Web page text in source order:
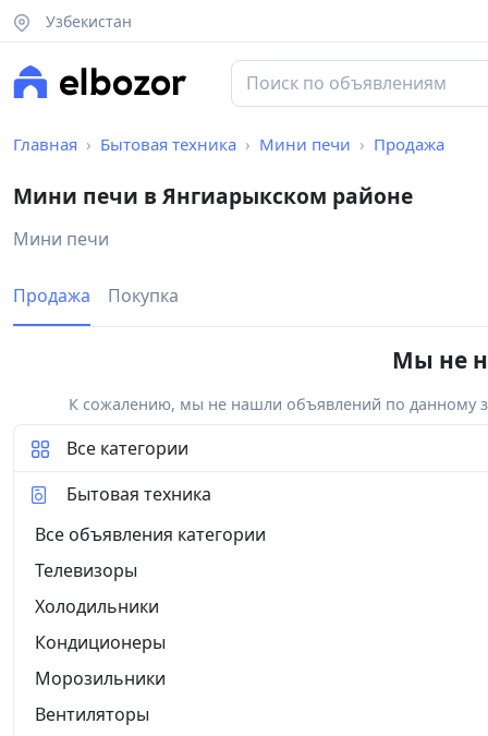
Узбекистан
Главная Бытовая техника Мини печи Продажа
Мини печи в Янгиарыкском районе
Мини печи
Продажа Покупка
Мы не
К сожалению, мы не нашли объявлений по данному
Все категории
Бытовая техника
Все объявления категории
Телевизоры
Холодильники
Кондиционеры
Морозильники
Вентиляторы